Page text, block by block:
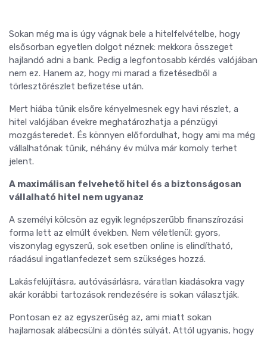
Sokan még ma is úgy vágnak bele a hitelfelvételbe, hogy
elsősorban egyetlen dolgot néznek: mekkora összeget
hajlandó adni a bank. Pedig a legfontosabb kérdés valójában
nem ez. Hanem az, hogy mi marad a fizetésedből a
törlesztőrészlet befizetése után.
Mert hiába tűnik elsőre kényelmesnek egy havi részlet, a
hitel valójában évekre meghatározhatja a pénzügyi
mozgásteredet. És könnyen előfordulhat, hogy ami ma még
vállalhatónak tűnik, néhány év múlva már komoly terhet
jelent.
A maximálisan felvehető hitel és a biztonságosan
vállalható hitel nem ugyanaz
A személyi kölcsön az egyik legnépszerűbb finanszírozási
forma lett az elmúlt években. Nem véletlenül: gyors,
viszonylag egyszerű, sok esetben online is elindítható,
ráadásul ingatlanfedezet sem szükséges hozzá.
Lakásfelújításra, autóvásárlásra, váratlan kiadásokra vagy
akár korábbi tartozások rendezésére is sokan választják.
Pontosan ez az egyszerűség az, ami miatt sokan
hajlamosak alábecsülni a döntés súlyát. Attól ugyanis, hogy